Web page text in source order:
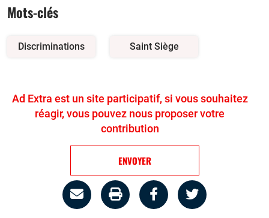
Mots-clés
Discriminations Saint Siège
Ad Extra est un site participatif, si vous souhaitez
réagir, vous pouvez nous proposer votre
contribution
ENVOYER
Partage
par
ImprimerPartager
sur
Partager